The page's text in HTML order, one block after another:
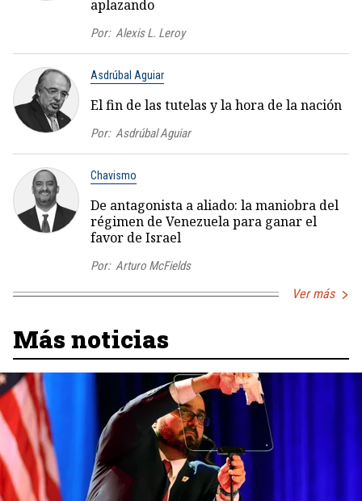
aplazando
Por: Alexis L. Leroy
Asdrúbal Aguiar
El fin de las tutelas y la hora de la nación
Por: Asdrúbal Aguiar
Chavismo
De antagonista a aliado: la maniobra del
régimen de Venezuela para ganar el
favor de Israel
Por: Arturo McFields
Ver más
Más noticias